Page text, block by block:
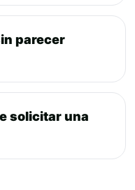
parecer
solicitar una